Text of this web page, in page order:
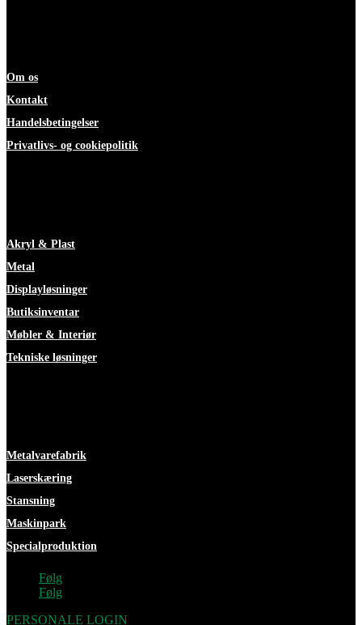
Om os
Kontakt
Handelsbetingelser
Privatlivs- og cookiepolitik
Akryl & Plast
Metal
Displayløsninger
Butiksinventar
Møbler & Interiør
Tekniske løsninger
Metalvarefabrik
Laserskæring
Stansning
Maskinpark
Specialproduktion
Følg
Følg
PERSONALE LOGIN